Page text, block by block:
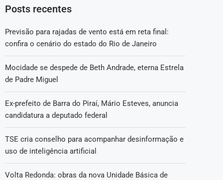
Posts recentes
Previsão para rajadas de vento está em reta final:
confira o cenário do estado do Rio de Janeiro
Mocidade se despede de Beth Andrade, eterna Estrela
de Padre Miguel
Ex-prefeito de Barra do Piraí, Mário Esteves, anuncia
candidatura a deputado federal
TSE cria conselho para acompanhar desinformação e
uso de inteligência artificial
Volta Redonda: obras da nova Unidade Básica de